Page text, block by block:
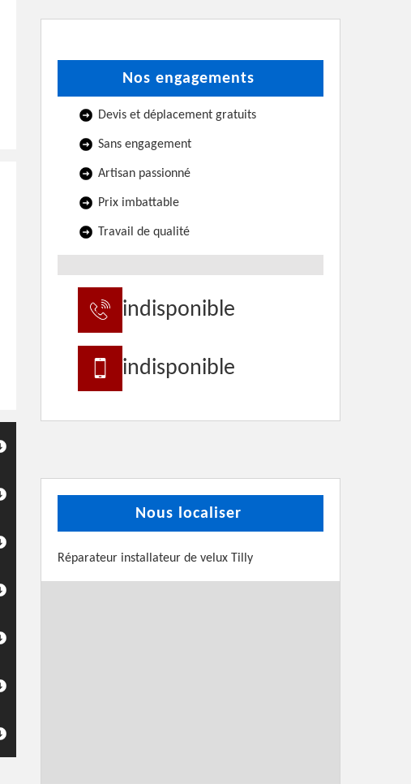
Nos engagements
Devis et déplacement gratuits
Sans engagement
Artisan passionné
Prix imbattable
Travail de qualité
indisponible
indisponible
Nous localiser
Réparateur installateur de velux Tilly